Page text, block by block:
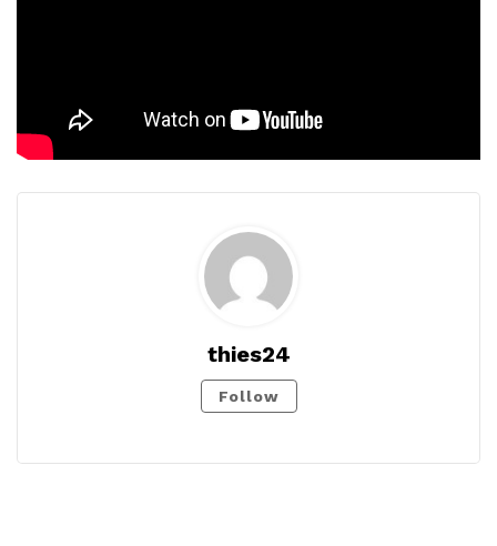
thies24
Follow